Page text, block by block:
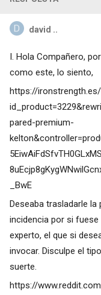
david ..
I. Hola Compañero,
como este, lo siento,
https://ironstrength.es/
pared-premium-
_BwE
Deseaba trasladarle
incidencia por si fuese
experto, el que si
invocar. Disculpe el
suerte.
https://